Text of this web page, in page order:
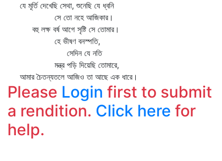
যে মূর্তি দেখেছি সেথা, শুনেছি যে ধ্বনি
সে তো নহে আজিকার।
বহু লক্ষ বর্ষ আগে সৃষ্টি সে তোমার।
হে ভীষণ বনস্পতি,
সেদিন যে নতি
মন্ত্র পড়ি দিয়েছি তোমারে,
আমার চৈতন্যতলে আজিও তা আছে এক ধারে।
Please Login first to submit
a rendition. Click here for
help.